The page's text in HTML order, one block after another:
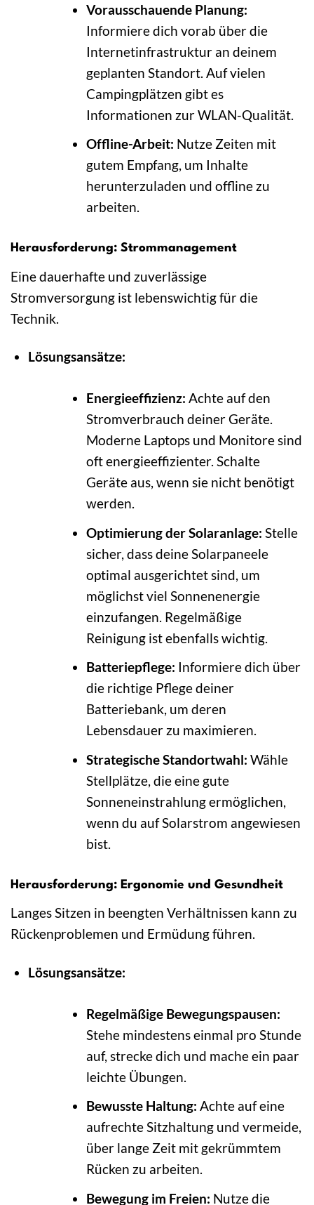
Vorausschauende Planung:
Informiere dich vorab über die
Internetinfrastruktur an deinem
geplanten Standort. Auf vielen
Campingplätzen gibt es
Informationen zur WLAN-Qualität.
Offline-Arbeit: Nutze Zeiten mit
gutem Empfang, um Inhalte
herunterzuladen und offline zu
arbeiten.
Herausforderung: Strommanagement
Eine dauerhafte und zuverlässige
Stromversorgung ist lebenswichtig für die
Technik.
Lösungsansätze:
Energieeffizienz: Achte auf den
Stromverbrauch deiner Geräte.
Moderne Laptops und Monitore sind
oft energieeffizienter. Schalte
Geräte aus, wenn sie nicht benötigt
werden.
Optimierung der Solaranlage: Stelle
sicher, dass deine Solarpaneele
optimal ausgerichtet sind, um
möglichst viel Sonnenenergie
einzufangen. Regelmäßige
Reinigung ist ebenfalls wichtig.
Batteriepflege: Informiere dich über
die richtige Pflege deiner
Batteriebank, um deren
Lebensdauer zu maximieren.
Strategische Standortwahl: Wähle
Stellplätze, die eine gute
Sonneneinstrahlung ermöglichen,
wenn du auf Solarstrom angewiesen
bist.
Herausforderung: Ergonomie und Gesundheit
Langes Sitzen in beengten Verhältnissen kann zu
Rückenproblemen und Ermüdung führen.
Lösungsansätze:
Regelmäßige Bewegungspausen:
Stehe mindestens einmal pro Stunde
auf, strecke dich und mache ein paar
leichte Übungen.
Bewusste Haltung: Achte auf eine
aufrechte Sitzhaltung und vermeide,
über lange Zeit mit gekrümmtem
Rücken zu arbeiten.
Bewegung im Freien: Nutze die